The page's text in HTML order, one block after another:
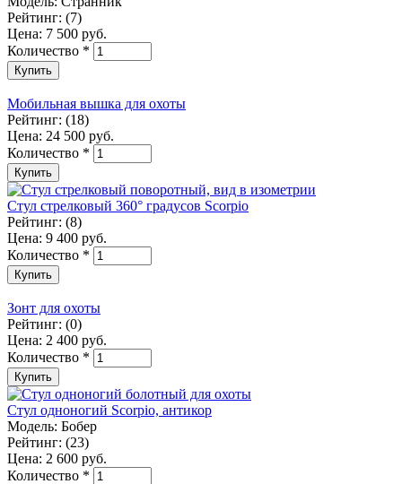
Рейтинг: (7)
Цена: 7 500 руб.
Количество *
Мобильная вышка для охоты
Рейтинг: (18)
Цена: 24 500 руб.
Количество *
Стул стрелковый 360° градусов Scorpio
Рейтинг: (8)
Цена: 9 400 руб.
Количество *
Зонт для охоты
Рейтинг: (0)
Цена: 2 400 руб.
Количество *
Стул одноногий Scorpio, антикор
Модель: Бобер
Рейтинг: (23)
Цена: 2 600 руб.
Количество *